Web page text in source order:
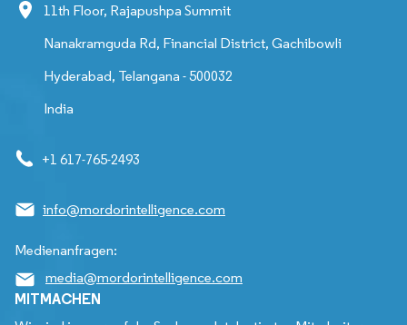
11th Floor, Rajapushpa Summit
Nanakramguda Rd, Financial District, Gachibowli
Hyderabad, Telangana - 500032
India
+1 617-765-2493
info@mordorintelligence.com
Medienanfragen:
media@mordorintelligence.com
MITMACHEN